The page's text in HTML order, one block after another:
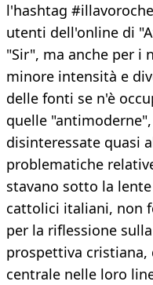
l'hashtag
utenti dell'online di
"Sir", ma anche per i
minore intensità e
delle fonti se n'è
quelle
disinteressate quasi
problematiche
stavano sotto la
cattolici italiani, non
per la riflessione
prospettiva cristiana,
centrale nelle loro